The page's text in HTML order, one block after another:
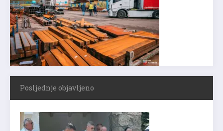
Posljednje objavljeno